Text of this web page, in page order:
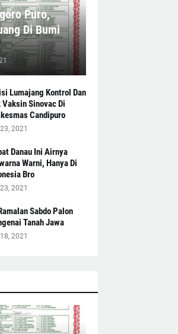
Puro,
Di Bumi
Lumajang Kontrol Dan
Vaksin Sinovac Di
Candipuro
2021
Danau Ini Airnya
Warni, Hanya Di
Bro
2021
Sabdo Palon
Tanah Jawa
2021